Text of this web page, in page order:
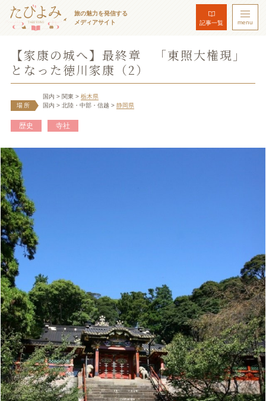
旅の魅力を発信する
メディアサイト
記事一覧 menu
【家康の城へ】最終章 「東照大権現」
となった徳川家康（2）
場所
国内 > 関東 > 栃木県
国内 > 北陸・中部・信越 > 静岡県
歴史 寺社